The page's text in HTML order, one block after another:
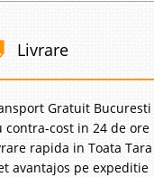
Livrare
Gratuit Bucuresti
contra-cost in 24 de ore
rapida in Toata Tara
avantajos pe expeditie